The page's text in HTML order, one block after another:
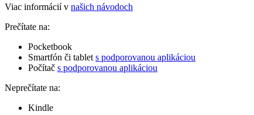
Viac informácií v našich návodoch
Prečítate na:
Pocketbook
Smartfón či tablet s podporovanou aplikáciou
Počítač s podporovanou aplikáciou
Neprečítate na:
Kindle